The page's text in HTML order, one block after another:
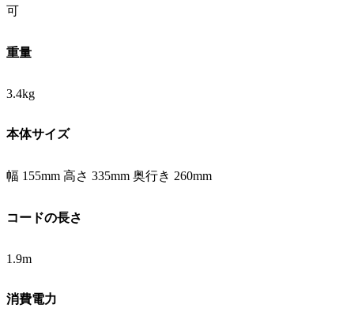
可
重量
3.4kg
本体サイズ
幅 155mm 高さ 335mm 奥行き 260mm
コードの長さ
1.9m
消費電力